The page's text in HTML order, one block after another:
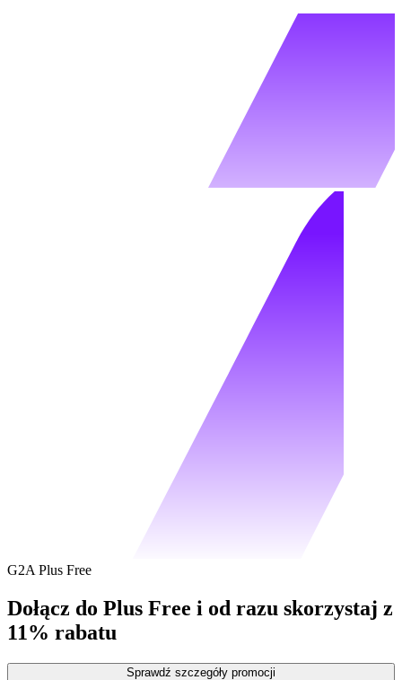
G2A Plus Free
Dołącz do Plus Free i od razu skorzystaj z
11% rabatu
Sprawdź szczegóły promocji